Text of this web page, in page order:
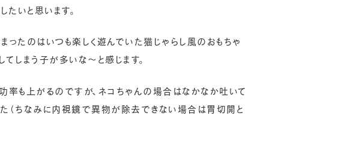
いと思います。
ったのはいつも楽しく遊んでいた猫じゃらし風のおもちゃ
しまう子が多いな〜と感じます。
も上がるのですが、ネコちゃんの場合はなかなか吐いて
（ちなみに内視鏡で異物が除去できない場合は胃切開と